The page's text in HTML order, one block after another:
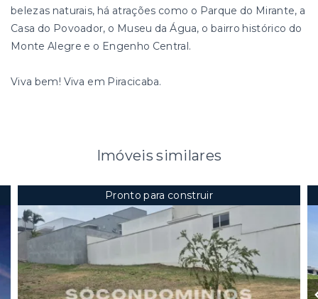
belezas naturais, há atrações como o Parque do Mirante, a
Casa do Povoador, o Museu da Água, o bairro histórico do
Monte Alegre e o Engenho Central.
Viva bem! Viva em Piracicaba.
Imóveis similares
Pronto para construir